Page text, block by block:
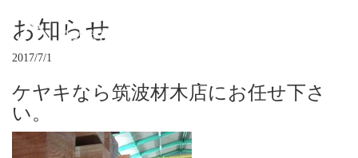
お知らせ
2017/7/1
ケヤキなら筑波材木店にお任せ下さ
い。